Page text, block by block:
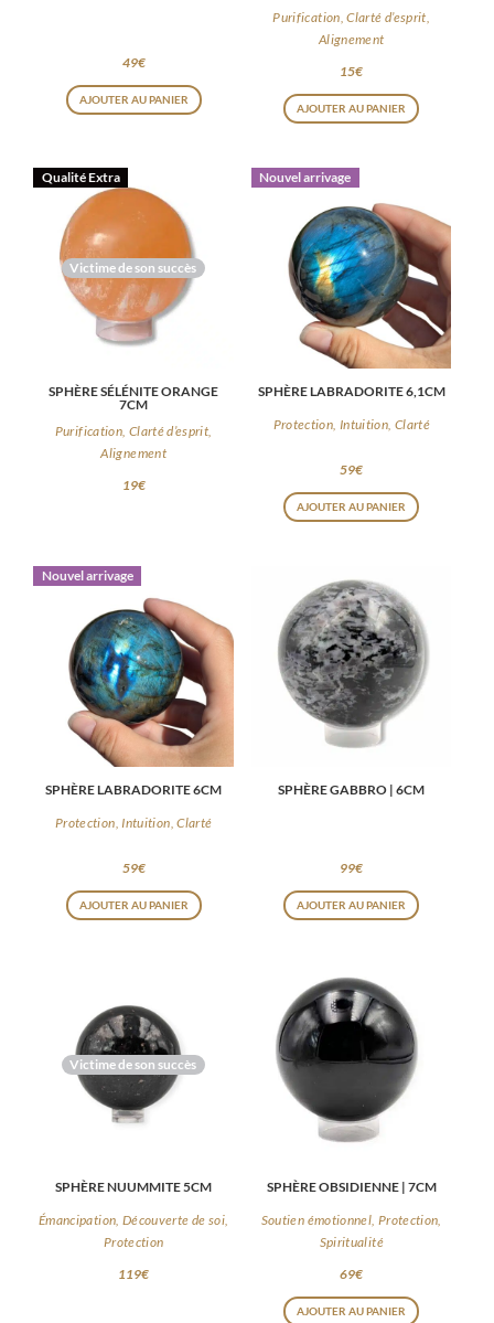
49€
AJOUTER AU PANIER
Purification, Clarté d’esprit,
Alignement
15€
AJOUTER AU PANIER
Victime de son succès
Qualité Extra
SPHÈRE SÉLÉNITE ORANGE
7CM
Purification, Clarté d’esprit,
Alignement
19€
Nouvel arrivage
SPHÈRE LABRADORITE 6,1CM
Protection, Intuition, Clarté
59€
AJOUTER AU PANIER
Nouvel arrivage
SPHÈRE LABRADORITE 6CM
Protection, Intuition, Clarté
59€
AJOUTER AU PANIER
SPHÈRE GABBRO | 6CM
99€
AJOUTER AU PANIER
Victime de son succès
SPHÈRE NUUMMITE 5CM
Émancipation, Découverte de soi,
Protection
119€
SPHÈRE OBSIDIENNE | 7CM
Soutien émotionnel, Protection,
Spiritualité
69€
AJOUTER AU PANIER